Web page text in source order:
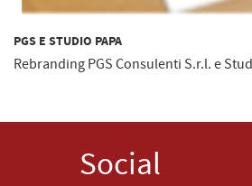
PGS E STUDIO PAPA
Rebranding PGS Consulenti S.r.l. e
Social